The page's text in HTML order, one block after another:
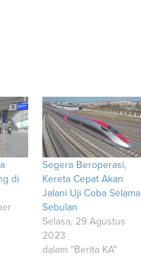
di
Segera Beroperasi,
Kereta Cepat Akan
Jalani Uji Coba Selama
Sebulan
Selasa, 29 Agustus
2023
dalam "Berita KA"